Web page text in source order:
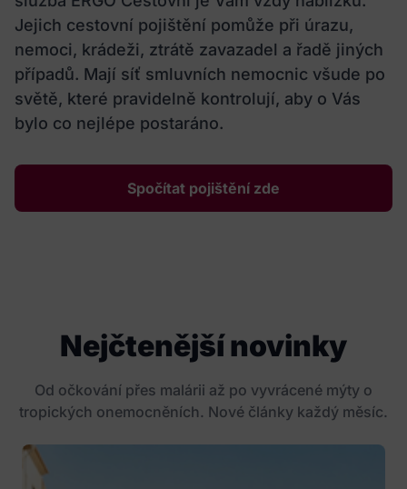
Jejich cestovní pojištění pomůže při úrazu,
nemoci, krádeži, ztrátě zavazadel a řadě jiných
případů. Mají síť smluvních nemocnic všude po
světě, které pravidelně kontrolují, aby o Vás
bylo co nejlépe postaráno.
Spočítat pojištění zde
Nejčtenější novinky
Od očkování přes malárii až po vyvrácené mýty o
tropických onemocněních. Nové články každý měsíc.